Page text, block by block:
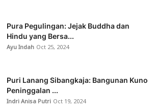
Pura Pegulingan: Jejak Buddha dan
Hindu yang Bersa...
Ayu Indah Oct 25, 2024
Puri Lanang Sibangkaja: Bangunan Kuno
Peninggalan ...
Indri Anisa Putri Oct 19, 2024